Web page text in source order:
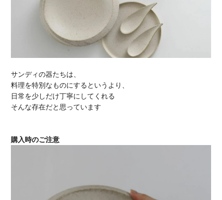
サンディの器たちは、
料理を特別なものにするというより、
日常を少しだけ丁寧にしてくれる
そんな存在だと思っています
購入時のご注意